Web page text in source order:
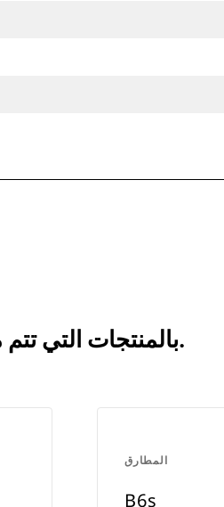
انظر كيف يقارن B6 بالمنتجات التي تتم مقارنتها بشكل متكرر.
المطارق
B6s